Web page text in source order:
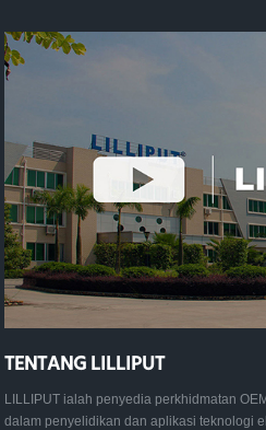
TENTANG LILLIPUT
LILLIPUT ialah penyedia perkhidmatan
dalam penyelidikan dan aplikasi teknologi